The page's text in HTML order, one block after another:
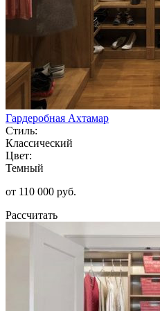
Гардеробная Ахтамар
Стиль:
Классический
Цвет:
Темный
от 110 000 руб.
Рассчитать